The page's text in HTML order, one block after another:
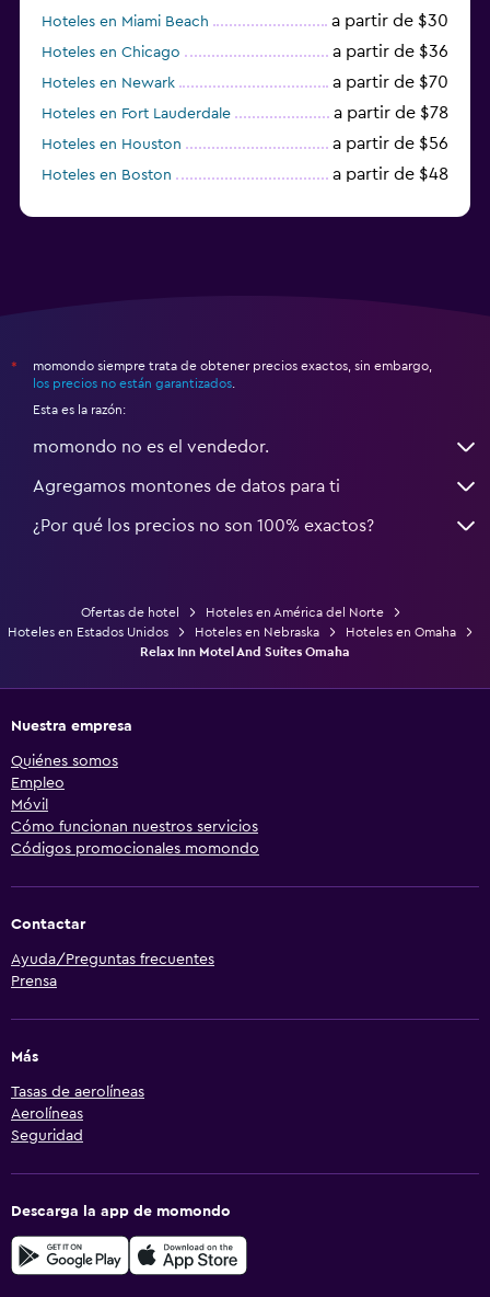
Hoteles en Miami Beach a partir de $30
Hoteles en Chicago a partir de $36
Hoteles en Newark a partir de $70
Hoteles en Fort Lauderdale a partir de $78
Hoteles en Houston a partir de $56
Hoteles en Boston a partir de $48
*
momondo siempre trata de obtener precios exactos, sin embargo,
los precios no están garantizados
Esta es la razón:
momondo no es el vendedor.
Agregamos montones de datos para ti
¿Por qué los precios no son 100% exactos?
Ofertas de hotel
Hoteles en América del Norte
Hoteles en Estados Unidos
Hoteles en Nebraska
Hoteles en Omaha
Relax Inn Motel And Suites Omaha
Nuestra empresa
Quiénes somos
Empleo
Móvil
Cómo funcionan nuestros servicios
Códigos promocionales momondo
Contactar
Ayuda/Preguntas frecuentes
Prensa
Más
Tasas de aerolíneas
Aerolíneas
Seguridad
Descarga la app de momondo